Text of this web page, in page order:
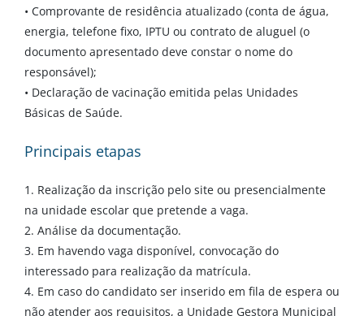
• Comprovante de residência atualizado (conta de água,
energia, telefone fixo, IPTU ou contrato de aluguel (o
documento apresentado deve constar o nome do
responsável);
• Declaração de vacinação emitida pelas Unidades
Básicas de Saúde.
Principais etapas
1. Realização da inscrição pelo site ou presencialmente
na unidade escolar que pretende a vaga.
2. Análise da documentação.
3. Em havendo vaga disponível, convocação do
interessado para realização da matrícula.
4. Em caso do candidato ser inserido em fila de espera ou
não atender aos requisitos, a Unidade Gestora Municipal